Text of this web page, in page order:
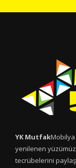
YK Mutfak
yenilenen yüzümüz
tecrübelerini